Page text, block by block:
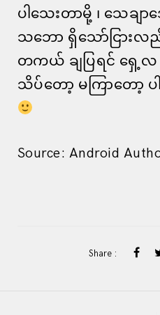
ပါသေးတာမို့ ၊ သေချ
သဘော ရှိသော်ငြားလ
တကယ် ချပြရင် ရှေ့လ
သိပ်တော့ မကြာတော့ ပ
Source: Android
Share :